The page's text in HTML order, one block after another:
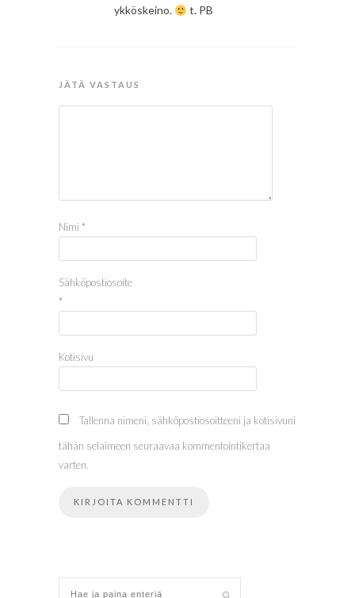
ykköskeino. t. PB
JÄTÄ VASTAUS
Nimi *
Sähköpostiosoite
*
Kotisivu
Tallenna nimeni, sähköpostiosoitteeni ja kotisivuni
tähän selaimeen seuraavaa kommentointikertaa
varten.